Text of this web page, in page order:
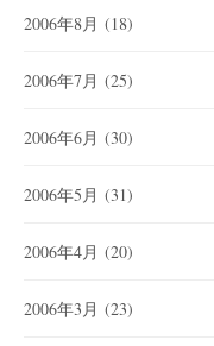
2006年8月 (18)
2006年7月 (25)
2006年6月 (30)
2006年5月 (31)
2006年4月 (20)
2006年3月 (23)